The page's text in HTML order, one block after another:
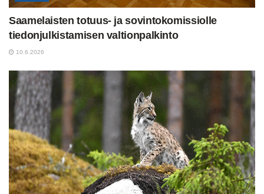
Saamelaisten totuus- ja sovintokomissiolle
tiedonjulkistamisen valtionpalkinto
10.6.2026